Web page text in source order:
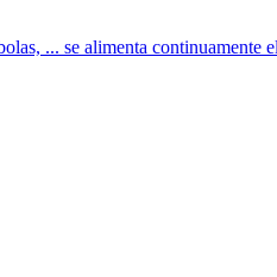
... se alimenta continuamente